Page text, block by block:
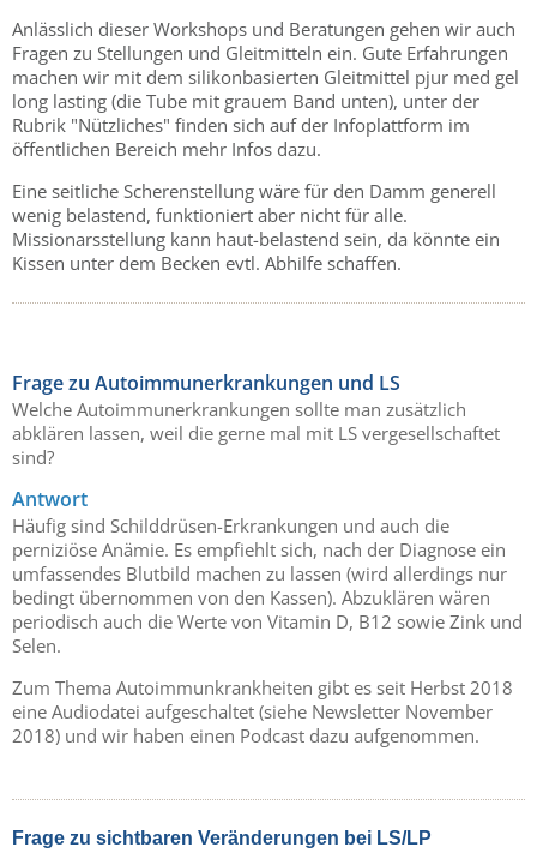
Anlässlich dieser Workshops und Beratungen gehen wir auch
Fragen zu Stellungen und Gleitmitteln ein. Gute Erfahrungen
machen wir mit dem silikonbasierten Gleitmittel pjur med gel
long lasting (die Tube mit grauem Band unten), unter der
Rubrik "Nützliches" finden sich auf der Infoplattform im
öffentlichen Bereich mehr Infos dazu.
Eine seitliche Scherenstellung wäre für den Damm generell
wenig belastend, funktioniert aber nicht für alle.
Missionarsstellung kann haut-belastend sein, da könnte ein
Kissen unter dem Becken evtl. Abhilfe schaffen.
Frage zu Autoimmunerkrankungen und LS
Welche Autoimmunerkrankungen sollte man zusätzlich
abklären lassen, weil die gerne mal mit LS vergesellschaftet
sind?
Antwort
Häufig sind Schilddrüsen-Erkrankungen und auch die
perniziöse Anämie. Es empfiehlt sich, nach der Diagnose ein
umfassendes Blutbild machen zu lassen (wird allerdings nur
bedingt übernommen von den Kassen). Abzuklären wären
periodisch auch die Werte von Vitamin D, B12 sowie Zink und
Selen.
Zum Thema Autoimmunkrankheiten gibt es seit Herbst 2018
eine Audiodatei aufgeschaltet (siehe Newsletter November
2018) und wir haben einen Podcast dazu aufgenommen.
Frage zu sichtbaren Veränderungen bei LS/LP